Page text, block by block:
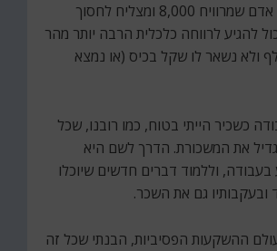
אחרי כל ההוצאות. אדם שמרוויח 8,000 ומצליח לחסוך
יכול להגיע לרווחה כלכלית הרבה יותר מהר
שמרוויח 20 אלף ולא נשאר לו שקל בכיס (או נמצא
עבודה כשכיר הייתי בטוח, כמו רובנו, שכל
את המשכורת. הדרך לשם היא
וללמוד דברים חדשים שיוכלו
גם את השכר.
ההשקעות הפסיביות, הבנתי שכל זה